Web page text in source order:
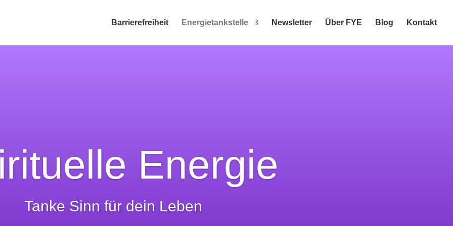
Barrierefreiheit Energietankstelle Newsletter Über FYE Blog Kontakt
Energie
Tanke Sinn für dein Leben